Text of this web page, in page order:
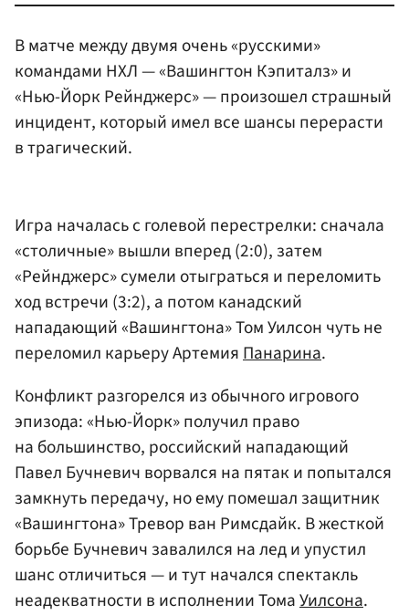
В матче между двумя очень «русскими»
командами НХЛ — «Вашингтон Кэпиталз» и
«Нью-Йорк Рейнджерс» — произошел страшный
инцидент, который имел все шансы перерасти
в трагический.
Игра началась с голевой перестрелки: сначала
«столичные» вышли вперед (2:0), затем
«Рейнджерс» сумели отыграться и переломить
ход встречи (3:2), а потом канадский
нападающий «Вашингтона» Том Уилсон чуть не
переломил карьеру АртемияПанарина.
Конфликт разгорелся из обычного игрового
эпизода: «Нью-Йорк» получил право
на большинство, российский нападающий
Павел Бучневич ворвался на пятак и попытался
замкнуть передачу, но ему помешал защитник
«Вашингтона» Тревор ван Римсдайк. В жесткой
борьбе Бучневич завалился на лед и упустил
шанс отличиться — и тут начался спектакль
неадекватности в исполнении ТомаУилсона.